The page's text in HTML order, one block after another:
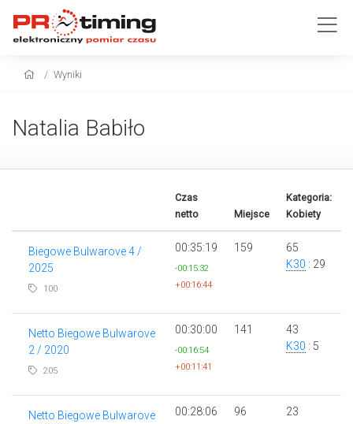
Wyniki
Natalia Babiło
Czas
netto
Miejsce
Kategoria:
Kobiety
Biegowe Bulwarove 4 /
2025
100
00:35:19
-00:15:32
+00:16:44
159
65
K30 : 29
Netto Biegowe Bulwarove
2 / 2020
205
00:30:00
-00:16:54
+00:11:41
141
43
K30 : 5
Netto Biegowe Bulwarove
00:28:06 96 23